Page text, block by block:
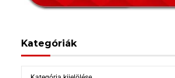
Kategóriák
Kategóriák